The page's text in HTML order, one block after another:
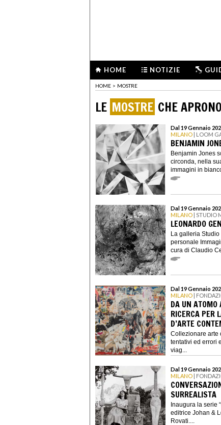
HOME NOTIZIE
HOME > MOSTRE
LE MOSTRE CHE
Dal 19 Gennaio
MILANO | LOOM
BENJAMIN
Benjamin Jones
circonda, nella
immagini in
Dal 19 Gennaio
MILANO | STUDIO
LEONARDO
La galleria
personale
cura di Claudio
Dal 19 Gennaio
MILANO |
DA UN ATOMO
RICERCA PER
D’ARTE
Collezionare arte
tentativi ed errori
viag...
Dal 19 Gennaio
MILANO |
SURREALISTA
Inaugura la serie
editrice Johan &
Rovati....